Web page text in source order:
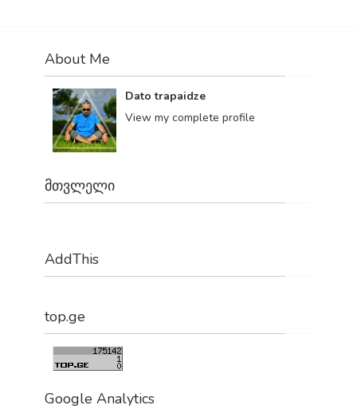
About Me
Dato trapaidze
View my complete profile
მთვლელი
AddThis
top.ge
Google Analytics